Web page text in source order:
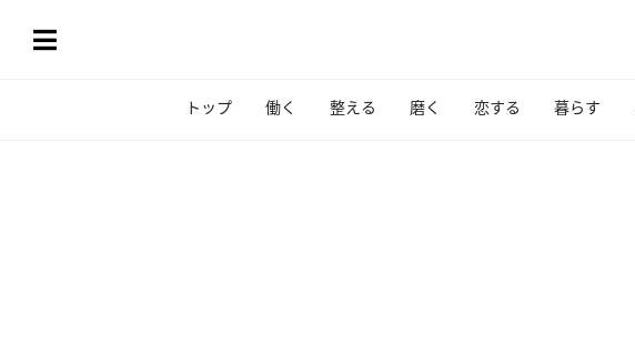
トップ 働く 整える 磨く 恋する 暮らす